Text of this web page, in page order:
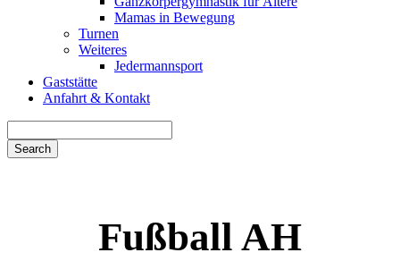
Mamas in Bewegung
Turnen
Weiteres
Jedermannsport
Gaststätte
Anfahrt & Kontakt
for:
Fußball AH